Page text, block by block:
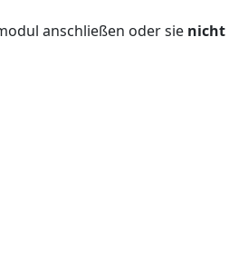
anschließen oder sie nicht